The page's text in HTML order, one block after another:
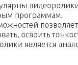
программам.
позволяет
освоить
является